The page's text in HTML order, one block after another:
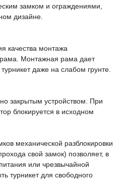
замком и ограждениями,
дизайне.
качества монтажа
Монтажная рама дает
даже на слабом грунте.
закрытым устройством. При
блокируется в исходном
механической разблокировки
свой замок) позволяет, в
или чрезвычайной
турникет для свободного